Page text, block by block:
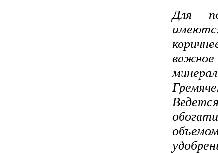
Для